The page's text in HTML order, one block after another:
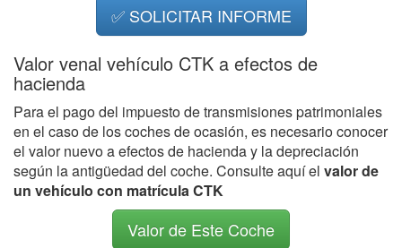
✅ SOLICITAR INFORME
Valor venal vehículo CTK a efectos de
hacienda
Para el pago del impuesto de transmisiones patrimoniales
en el caso de los coches de ocasión, es necesario conocer
el valor nuevo a efectos de hacienda y la depreciación
según la antigüedad del coche. Consulte aquí el valor de
un vehículo con matrícula CTK
Valor de Este Coche